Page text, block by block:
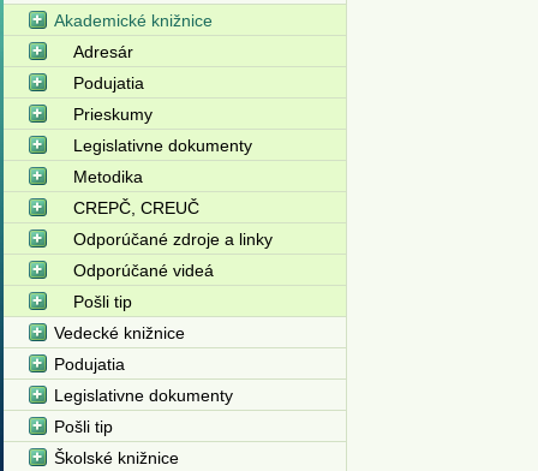
Akademické knižnice
Adresár
Podujatia
Prieskumy
Legislativne dokumenty
Metodika
CREPČ, CREUČ
Odporúčané zdroje a linky
Odporúčané videá
Pošli tip
Vedecké knižnice
Podujatia
Legislativne dokumenty
Pošli tip
Školské knižnice